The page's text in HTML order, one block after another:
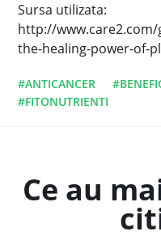
Sursa utilizata:
http://
the-healing-power-of-
#ANTICANCER
#FITONUTRIENTI
Ce au